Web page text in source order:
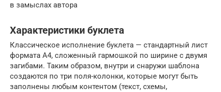
в замыслах автора
Характеристики буклета
Классическое исполнение буклета — стандартный лист
формата А4, сложенный гармошкой по ширине с двумя
загибами. Таким образом, внутри и снаружи шаблона
создаются по три поля-колонки, которые могут быть
заполнены любым контентом (текст, схемы,